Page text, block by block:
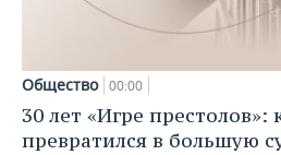
Общество 00:00
30 лет «Игре
превратился в большую